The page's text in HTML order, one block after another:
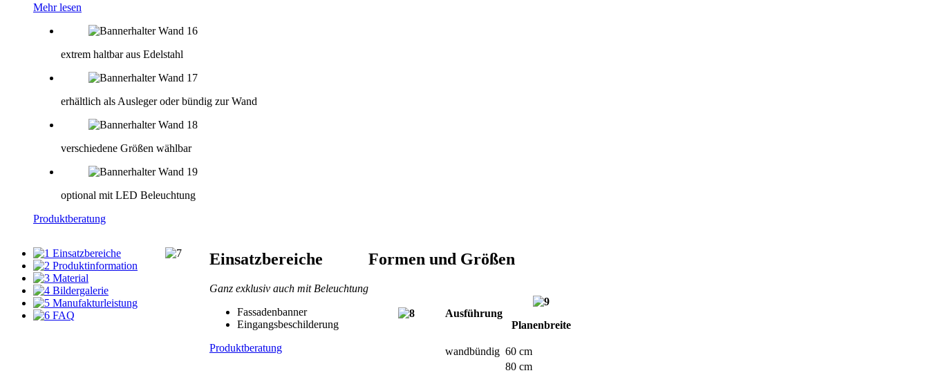
Mehr lesen
extrem haltbar aus Edelstahl
erhältlich als Ausleger oder bündig zur Wand
verschiedene Größen wählbar
optional mit LED Beleuchtung
Produktberatung
Einsatzbereiche
Produktinformation
Material
Bildergalerie
Manufakturleistung
FAQ
Einsatzbereiche
Ganz exklusiv auch mit Beleuchtung
Fassadenbanner
Eingangsbeschilderung
Produktberatung
Formen und Größen
Ausführung
Planenbreite
wandbündig 60 cm
80 cm